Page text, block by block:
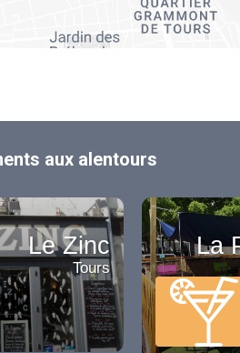
aux alentours
Le Zinc
Tours
La